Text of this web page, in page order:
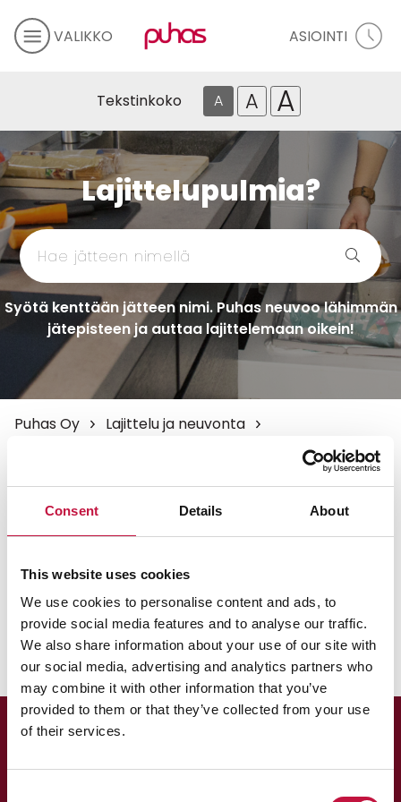
Consent Details About
This website uses cookies
We use cookies to personalise content and ads, to
provide social media features and to analyse our traffic.
We also share information about your use of our site with
our social media, advertising and analytics partners who
may combine it with other information that you’ve
provided to them or that they’ve collected from your use
of their services.
VALIKKO ASIOINTI
Tekstinkoko A A A
Lajittelupulmia?
Syötä kenttään jätteen nimi. Puhas neuvoo lähimmän
jätepisteen ja auttaa lajittelemaan oikein!
Puhas Oy
Lajittelu ja neuvonta
Putki
jäteasemat vastaanottavat putkia. Lyhyet putken
pätkät voit lajitella kiinteistöllä sekajätteeseen.